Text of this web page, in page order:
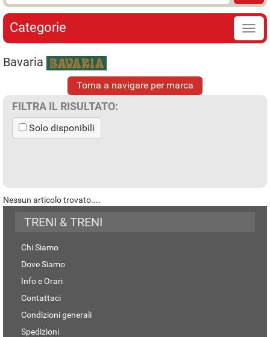
Categorie
Bavaria
Torna a navigare per marca
FILTRA IL RISULTATO:
Solo disponibili
Nessun articolo trovato....
TRENI & TRENI
Chi Siamo
Dove Siamo
Info e Orari
Contattaci
Condizioni generali
Spedizioni